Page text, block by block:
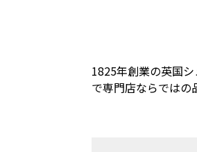
1825年創業の英国
で専門店ならではの